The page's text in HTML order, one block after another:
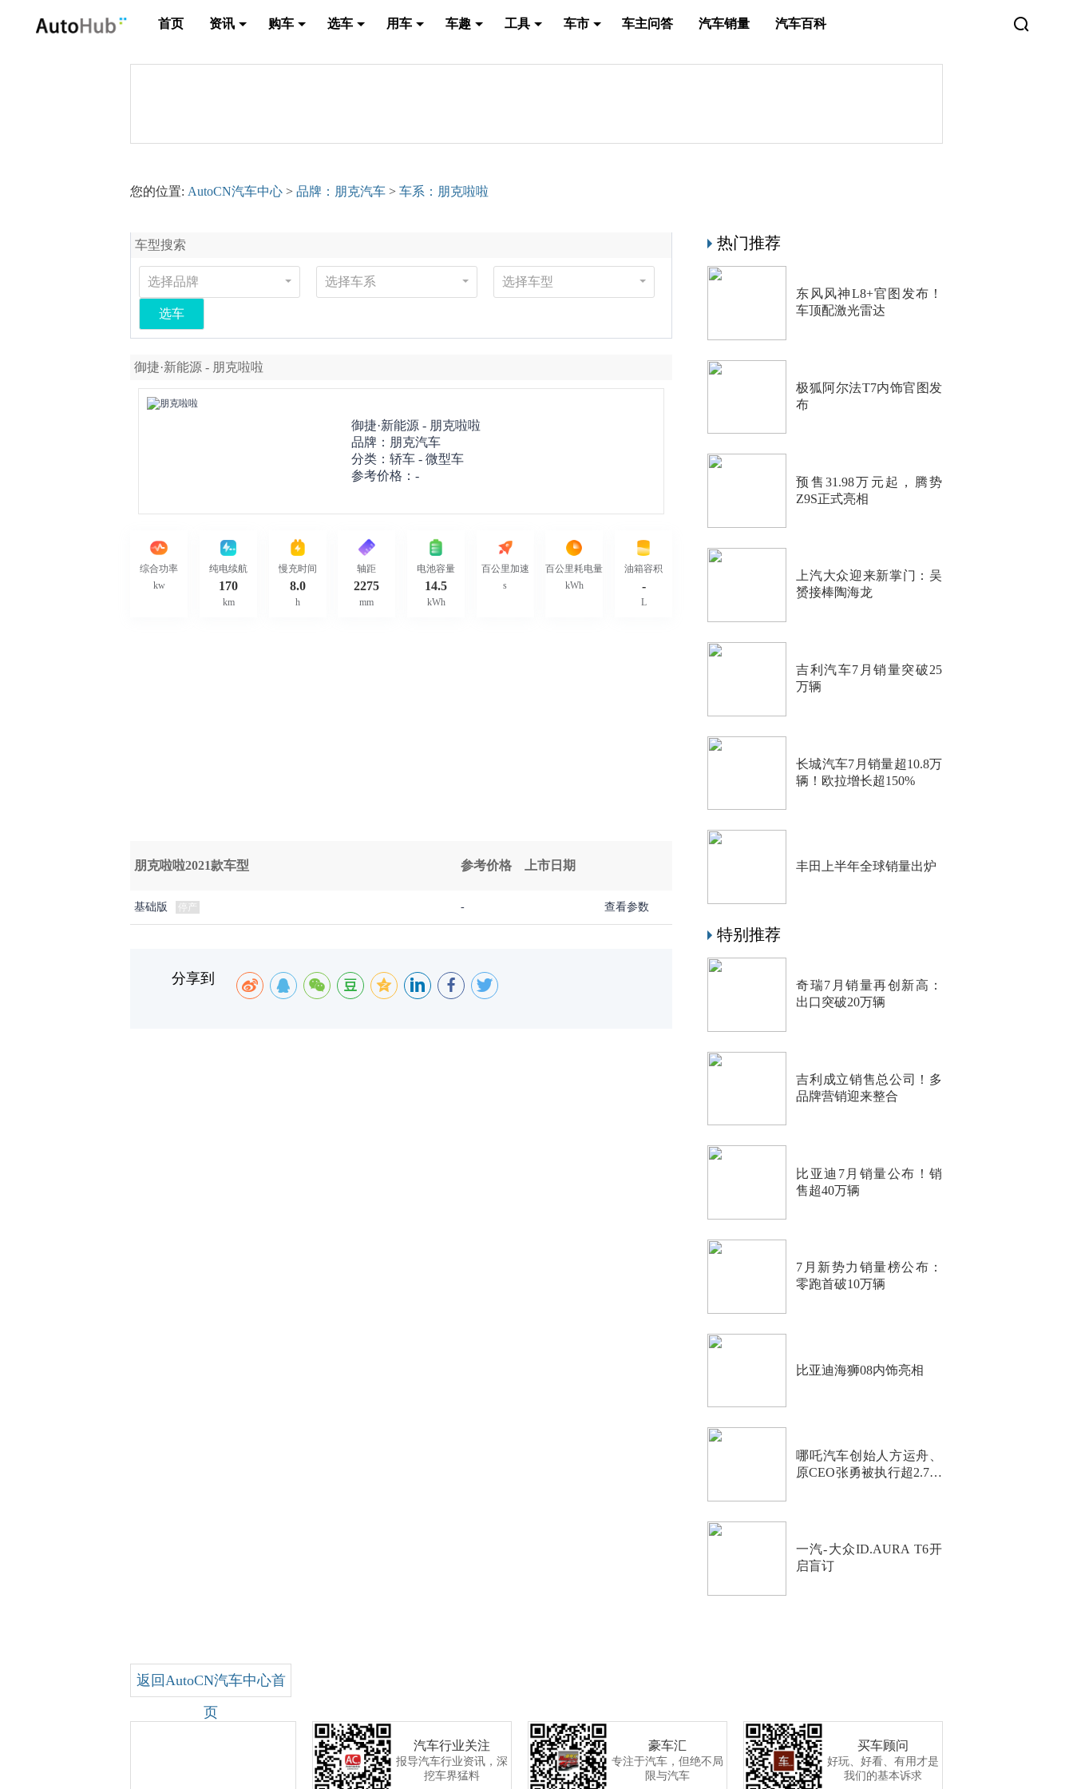
首页 资讯 购车 选车 用车 车趣 工具 车市 车主问答 汽车销量 汽车百科
您的位置: AutoCN汽车中心 >品牌：朋克汽车 >车系：朋克啦啦
车型搜索
选择品牌 选择车系 选择车型
选车
御捷·新能源 - 朋克啦啦
御捷·新能源 - 朋克啦啦
品牌： 朋克汽车
分类：轿车 - 微型车
参考价格：-
综合功率
kw
纯电续航
170
km
慢充时间
8.0
h
轴距
2275
mm
电池容量
14.5
kWh
百公里加速
s
百公里耗电量
kWh
油箱容积
-
L
朋克啦啦2021款车型 参考价格 上市日期
基础版 停产 - 查看参数
分享到
热门推荐
东风风神L8+官图发布！
车顶配激光雷达
极狐阿尔法T7内饰官图发
布
预售31.98万元起，腾势
Z9S正式亮相
上汽大众迎来新掌门：吴
赟接棒陶海龙
吉利汽车7月销量突破25
万辆
长城汽车7月销量超10.8万
辆！欧拉增长超150%
丰田上半年全球销量出炉
特别推荐
奇瑞7月销量再创新高：
出口突破20万辆
吉利成立销售总公司！多
品牌营销迎来整合
比亚迪7月销量公布！销
售超40万辆
7月新势力销量榜公布：
零跑首破10万辆
比亚迪海狮08内饰亮相
哪吒汽车创始人方运舟、
原CEO张勇被执行超2.7亿
一汽-大众ID.AURA T6开
启盲订
返回AutoCN汽车中心首
页
汽车行业关注
报导汽车行业资讯，深
挖车界猛料
豪车汇
专注于汽车，但绝不局
限与汽车
买车顾问
好玩、好看、有用才是
我们的基本诉求